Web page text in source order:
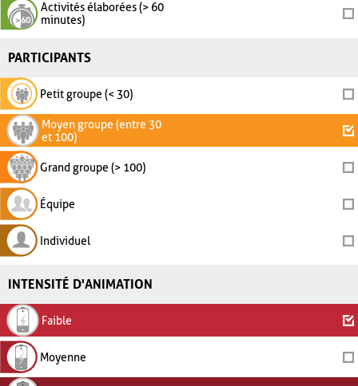
Activités élaborées (> 60
minutes)
PARTICIPANTS
Petit groupe (< 30)
Moyen groupe (entre 30
et 100)
Grand groupe (> 100)
Équipe
Individuel
INTENSITÉ D'ANIMATION
Faible
Moyenne